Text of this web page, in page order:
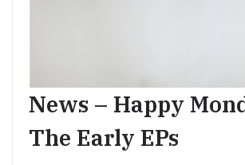
News – Happy
The Early EPs